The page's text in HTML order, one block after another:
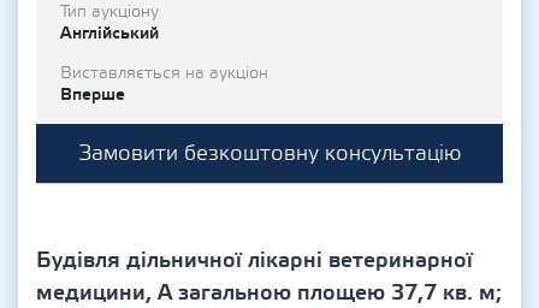
Тип аукціону
Англійський
Виставляється на аукціон
Вперше
Замовити безкоштовну консультацію
Будівля дільничної лікарні ветеринарної
медицини, А загальною площею 37,7 кв. м;